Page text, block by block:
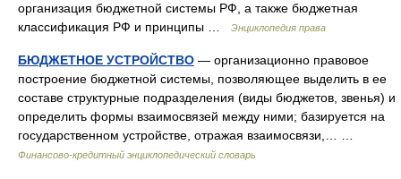
организация бюджетной системы РФ, а также бюджетная
классификация РФ и принципы …
Энциклопедия права
БЮДЖЕТНОЕ УСТРОЙСТВО — организационно правовое
построение бюджетной системы, позволяющее выделить в ее
составе структурные подразделения (виды бюджетов, звенья) и
определить формы взаимосвязей между ними; базируется на
государственном устройстве, отражая взаимосвязи,… …
Финансово-кредитный энциклопедический словарь